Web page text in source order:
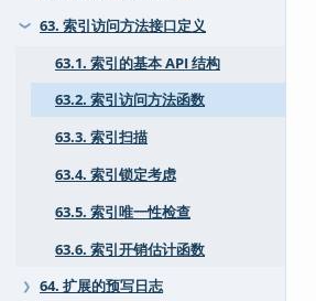
❯
63. 索引访问方法接口定义
63.1. 索引的基本 API 结构
63.2. 索引访问方法函数
63.3. 索引扫描
63.4. 索引锁定考虑
63.5. 索引唯一性检查
63.6. 索引开销估计函数
❯ 64. 扩展的预写日志